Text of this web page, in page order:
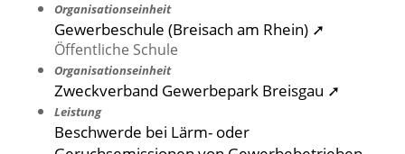
Organisationseinheit
Gewerbeschule (Breisach am Rhein) ➚
Öffentliche Schule
Organisationseinheit
Zweckverband Gewerbepark Breisgau ➚
Leistung
Beschwerde bei Lärm- oder